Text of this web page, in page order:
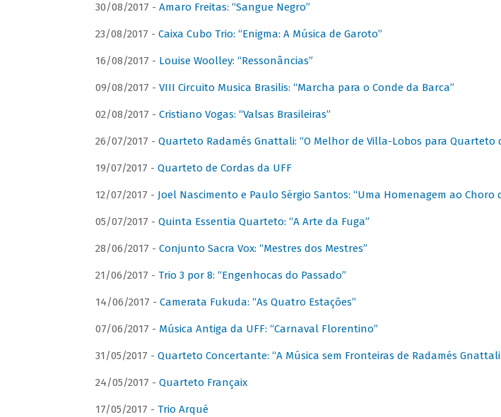
30/08/2017 - Amaro Freitas: “Sangue Negro”
23/08/2017 - Caixa Cubo Trio: “Enigma: A Música de Garoto”
16/08/2017 - Louise Woolley: “Ressonâncias”
09/08/2017 - VIII Circuito Musica Brasilis: “Marcha para o Conde da Barca”
02/08/2017 - Cristiano Vogas: “Valsas Brasileiras”
26/07/2017 - Quarteto Radamés Gnattali: “O Melhor de Villa-Lobos para Quarteto
19/07/2017 - Quarteto de Cordas da UFF
12/07/2017 - Joel Nascimento e Paulo Sérgio Santos: “Uma Homenagem ao Choro
05/07/2017 - Quinta Essentia Quarteto: “A Arte da Fuga”
28/06/2017 - Conjunto Sacra Vox: “Mestres dos Mestres”
21/06/2017 - Trio 3 por 8: “Engenhocas do Passado”
14/06/2017 - Camerata Fukuda: “As Quatro Estações”
07/06/2017 - Música Antiga da UFF: “Carnaval Florentino”
31/05/2017 - Quarteto Concertante: “A Música sem Fronteiras de Radamés
24/05/2017 - Quarteto Françaix
17/05/2017 - Trio Arqué